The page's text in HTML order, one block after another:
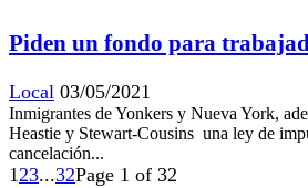
Piden un fondo para
Local 03/05/2021
Inmigrantes de Yonkers y Nueva York,
Heastie y Stewart-Cousins ​​ una ley de
cancelación...
123...32Page 1 of 32